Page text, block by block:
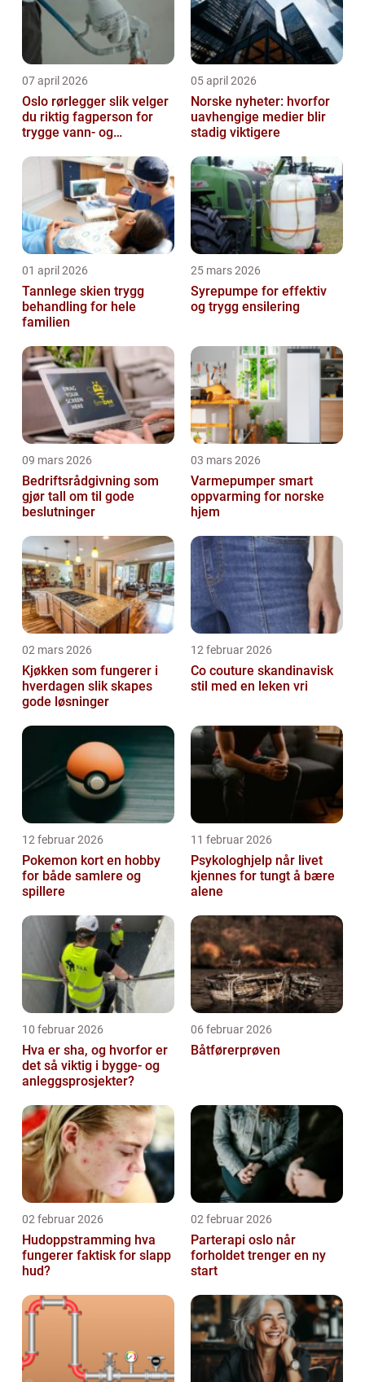
07 april 2026
Oslo rørlegger slik velger
du riktig fagperson for
trygge vann- og
05 april 2026
Norske nyheter: hvorfor
uavhengige medier blir
stadig viktigere
01 april 2026
Tannlege skien trygg
behandling for hele
familien
25 mars 2026
Syrepumpe for effektiv
og trygg ensilering
09 mars 2026
Bedriftsrådgivning som
gjør tall om til gode
beslutninger
03 mars 2026
Varmepumper smart
oppvarming for norske
hjem
02 mars 2026
Kjøkken som fungerer i
hverdagen slik skapes
gode løsninger
12 februar 2026
Co couture skandinavisk
stil med en leken vri
12 februar 2026
Pokemon kort en hobby
for både samlere og
spillere
11 februar 2026
Psykologhjelp når livet
kjennes for tungt å bære
alene
10 februar 2026
Hva er sha, og hvorfor er
det så viktig i bygge- og
anleggsprosjekter?
06 februar 2026
Båtførerprøven
02 februar 2026
Hudoppstramming hva
fungerer faktisk for slapp
hud?
02 februar 2026
Parterapi oslo når
forholdet trenger en ny
start